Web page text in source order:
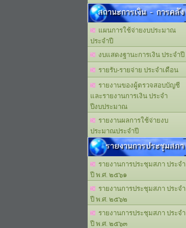
สถานะการเงิน - การคลัง
แผนการใช้จ่ายงบประมาณ
ประจำปี
งบแสดงฐานะการเงิน ประจำปี
รายรับ-รายจ่าย ประจำเดือน
รายงานของผู้ตรวจสอบบัญชี
และรายงานการเงิน ประจำ
ปีงบประมาณ
รายงานผลการใช้จ่ายงบ
ประมาณประจำปี
รายงานการประชุมสภา
รายงานการประชุมสภา ประจำ
ปี พ.ศ. ๒๕๖๑
รายงานการประชุมสภา ประจำ
ปี พ.ศ. ๒๕๖๒
รายงานการประชุมสภา ประจำ
ปี พ.ศ. ๒๕๖๓